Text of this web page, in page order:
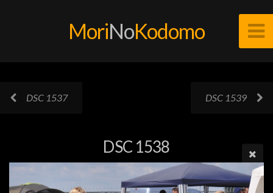
MoriNoKodomo
DSC 1537 DSC 1539
DSC 1538